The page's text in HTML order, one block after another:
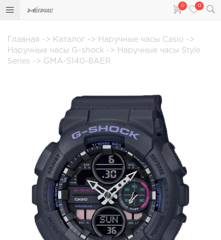
0 0
Главная -> Каталог -> Наручные часы Casio ->
Наручные часы G-shock -> Наручные часы Style
Series -> GMA-S140-8AER